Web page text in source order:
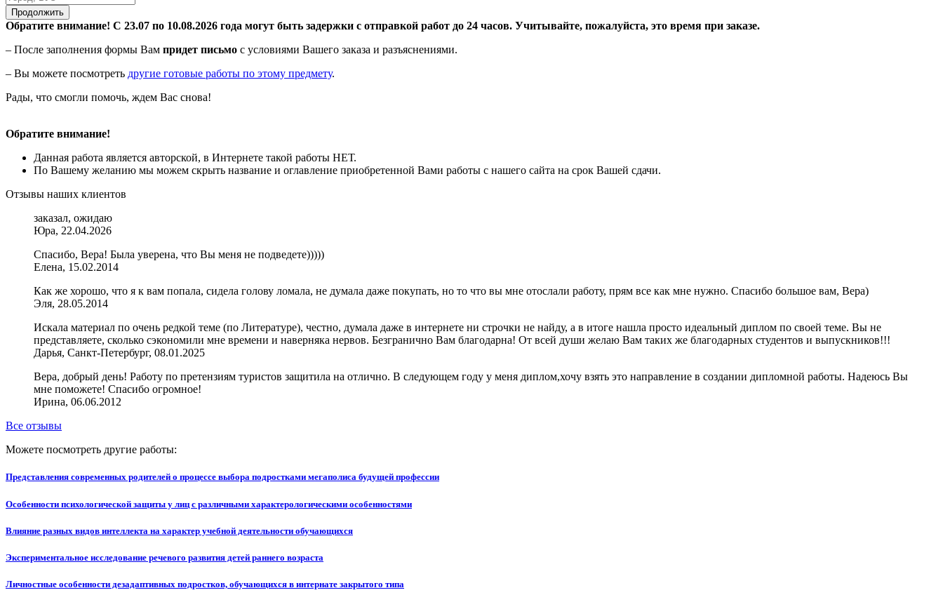
Продолжить
Обратите внимание! С 23.07 по 10.08.2026 года могут быть задержки с отправкой работ до 24 часов. Учитывайте, пожалуйста, это время при заказе.
– После заполнения формы Вам придет письмо с условиями Вашего заказа и разъяснениями.
– Вы можете посмотреть другие готовые работы по этому предмету.
Рады, что смогли помочь, ждем Вас снова!
Обратите внимание!
Данная работа является авторской, в Интернете такой работы НЕТ.
По Вашему желанию мы можем скрыть название и оглавление приобретенной Вами работы с нашего сайта на срок Вашей сдачи.
Отзывы наших клиентов
заказал, ожидаю
Юра, 22.04.2026
Спасибо, Вера! Была уверена, что Вы меня не подведете)))))
Елена, 15.02.2014
Как же хорошо, что я к вам попала, сидела голову ломала, не думала даже покупать, но то что вы мне отослали работу, прям все как мне нужно. Спасибо большое вам, Вера)
Эля, 28.05.2014
Искала материал по очень редкой теме (по Литературе), честно, думала даже в интернете ни строчки не найду, а в итоге нашла просто идеальный диплом по своей теме. Вы не
представляете, сколько сэкономили мне времени и наверняка нервов. Безгранично Вам благодарна! От всей души желаю Вам таких же благодарных студентов и выпускников!!!
Дарья, Санкт-Петербург, 08.01.2025
Вера, добрый день! Работу по претензиям туристов защитила на отлично. В следующем году у меня диплом,хочу взять это направление в создании дипломной работы. Надеюсь Вы
мне поможете! Спасибо огромное!
Ирина, 06.06.2012
Все отзывы
Можете посмотреть другие работы:
Представления современных родителей о процессе выбора подростками мегаполиса будущей профессии
Особенности психологической защиты у лиц с различными характерологическими особенностями
Влияние разных видов интеллекта на характер учебной деятельности обучающихся
Экспериментальное исследование речевого развития детей раннего возраста
Личностные особенности дезадаптивных подростков, обучающихся в интернате закрытого типа